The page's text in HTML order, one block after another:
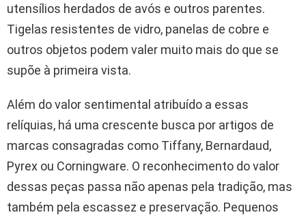
utensílios herdados de avós e outros parentes.
Tigelas resistentes de vidro, panelas de cobre e
outros objetos podem valer muito mais do que se
supõe à primeira vista.
Além do valor sentimental atribuído a essas
relíquias, há uma crescente busca por artigos de
marcas consagradas como Tiffany, Bernardaud,
Pyrex ou Corningware. O reconhecimento do valor
dessas peças passa não apenas pela tradição, mas
também pela escassez e preservação. Pequenos